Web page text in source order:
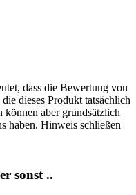
dass die Bewertung von
dieses Produkt tatsächlich
können aber grundsätzlich
haben. Hinweis schließen
sonst ..